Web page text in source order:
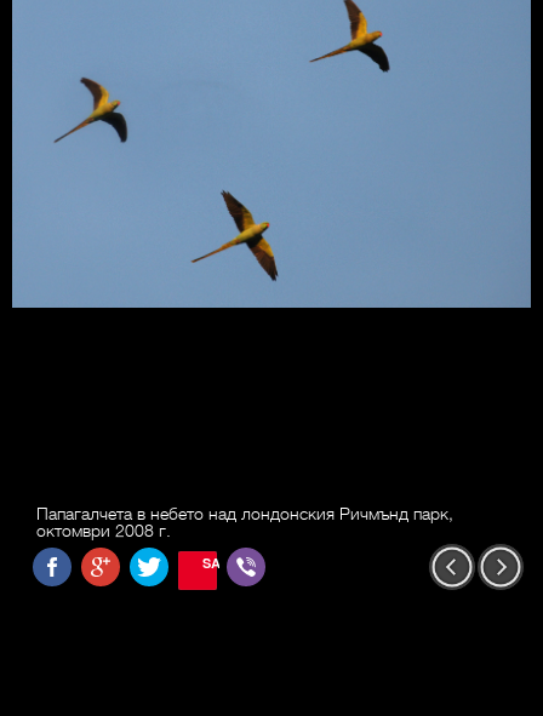
Папагалчета в небето над лондонския Ричмънд парк,
октомври 2008 г.
SAVE